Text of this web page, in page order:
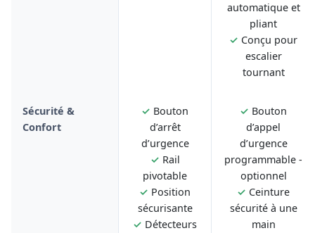
automatique et
pliant
✓ Conçu pour
escalier
tournant
Sécurité &
Confort
✓ Bouton
d’arrêt
d’urgence
✓ Rail
pivotable
✓ Position
sécurisante
✓ Détecteurs
✓ Bouton
d’appel
d’urgence
programmable -
optionnel
✓ Ceinture
sécurité à une
main